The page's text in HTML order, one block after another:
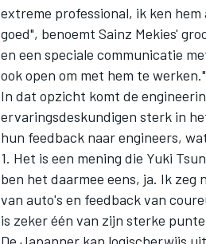
extreme professional, ik ken
goed", benoemt Sainz Mekies'
en een speciale communicatie
ook open om met hem te werken."
In dat opzicht komt de
ervaringsdeskundigen sterk in
hun feedback naar engineers,
1. Het is een mening die Yuki
ben het daarmee eens, ja. Ik
van auto's en feedback van
is zeker één van zijn sterke